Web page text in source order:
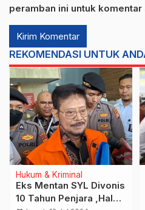
peramban ini untuk
REKOMENDASI UNTUK
Hukum & Kriminal
Eks Mentan SYL Divonis
10 Tahun Penjara ,Hal